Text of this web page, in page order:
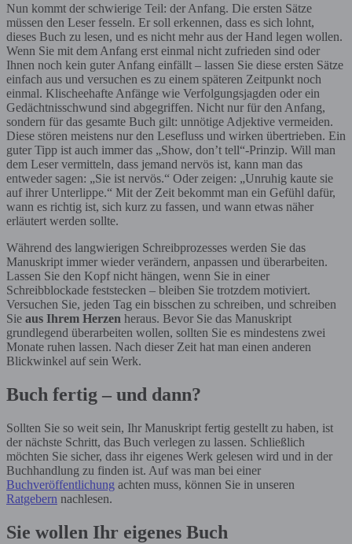
Nun kommt der schwierige Teil: der Anfang. Die ersten Sätze
müssen den Leser fesseln. Er soll erkennen, dass es sich lohnt,
dieses Buch zu lesen, und es nicht mehr aus der Hand legen wollen.
Wenn Sie mit dem Anfang erst einmal nicht zufrieden sind oder
Ihnen noch kein guter Anfang einfällt – lassen Sie diese ersten Sätze
einfach aus und versuchen es zu einem späteren Zeitpunkt noch
einmal. Klischeehafte Anfänge wie Verfolgungsjagden oder ein
Gedächtnisschwund sind abgegriffen. Nicht nur für den Anfang,
sondern für das gesamte Buch gilt: unnötige Adjektive vermeiden.
Diese stören meistens nur den Lesefluss und wirken übertrieben. Ein
guter Tipp ist auch immer das „Show, don’t tell“-Prinzip. Will man
dem Leser vermitteln, dass jemand nervös ist, kann man das
entweder sagen: „Sie ist nervös.“ Oder zeigen: „Unruhig kaute sie
auf ihrer Unterlippe.“ Mit der Zeit bekommt man ein Gefühl dafür,
wann es richtig ist, sich kurz zu fassen, und wann etwas näher
erläutert werden sollte.
Während des langwierigen Schreibprozesses werden Sie das
Manuskript immer wieder verändern, anpassen und überarbeiten.
Lassen Sie den Kopf nicht hängen, wenn Sie in einer
Schreibblockade feststecken – bleiben Sie trotzdem motiviert.
Versuchen Sie, jeden Tag ein bisschen zu schreiben, und schreiben
Sie aus Ihrem Herzen heraus. Bevor Sie das Manuskript
grundlegend überarbeiten wollen, sollten Sie es mindestens zwei
Monate ruhen lassen. Nach dieser Zeit hat man einen anderen
Blickwinkel auf sein Werk.
Buch fertig – und dann?
Sollten Sie so weit sein, Ihr Manuskript fertig gestellt zu haben, ist
der nächste Schritt, das Buch verlegen zu lassen. Schließlich
möchten Sie sicher, dass ihr eigenes Werk gelesen wird und in der
Buchhandlung zu finden ist. Auf was man bei einer
Buchveröffentlichung achten muss, können Sie in unseren
Ratgebern nachlesen.
Sie wollen Ihr eigenes Buch